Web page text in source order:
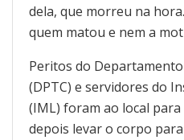
dela, que morreu na
quem matou e nem a
Peritos do
(DPTC) e servidores do
(IML) foram ao local
depois levar o corpo